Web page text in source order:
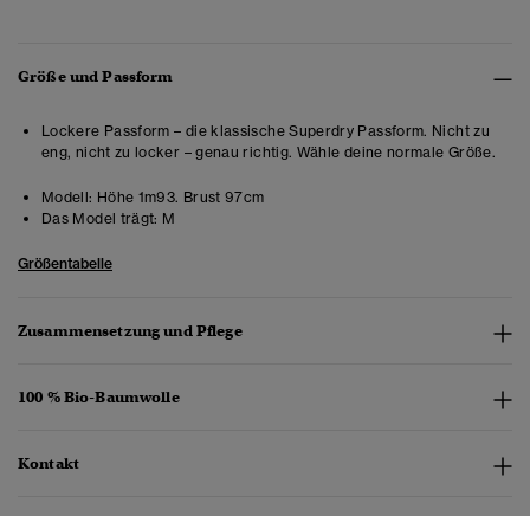
Größe und Passform
Lockere Passform – die klassische Superdry Passform. Nicht zu
eng, nicht zu locker – genau richtig. Wähle deine normale Größe.
Modell: Höhe 1m93. Brust 97cm
Das Model trägt: M
Größentabelle
Zusammensetzung und Pflege
100 % Bio-Baumwolle
Kontakt